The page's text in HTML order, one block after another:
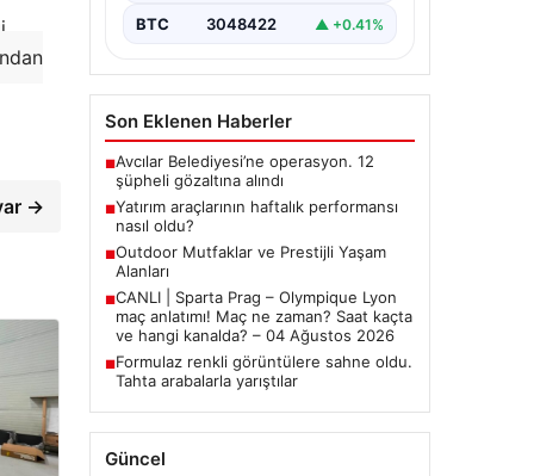
→
BTC 3048422 ▲ +0.41%
Son Eklenen Haberler
■Avcılar Belediyesi’ne operasyon. 12
şüpheli gözaltına alındı
■Yatırım araçlarının haftalık performansı
nasıl oldu?
■Outdoor Mutfaklar ve Prestijli Yaşam
Alanları
■CANLI | Sparta Prag – Olympique Lyon
maç anlatımı! Maç ne zaman? Saat kaçta
ve hangi kanalda? – 04 Ağustos 2026
■Formulaz renkli görüntülere sahne oldu.
Tahta arabalarla yarıştılar
Güncel